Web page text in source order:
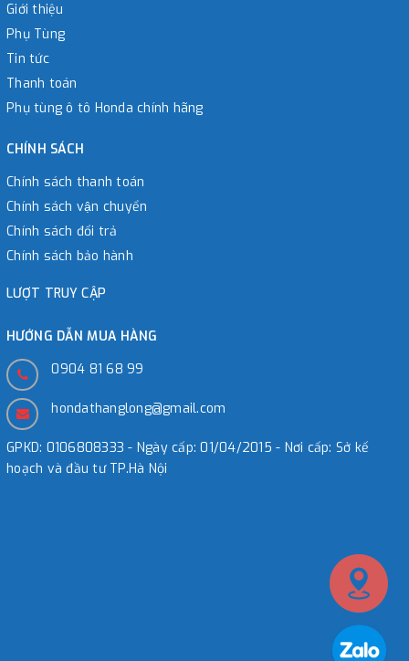
Giới thiệu
Phụ Tùng
Tin tức
Thanh toán
Phụ tùng ô tô Honda chính hãng
CHÍNH SÁCH
Chính sách thanh toán
Chính sách vận chuyển
Chính sách đổi trả
Chính sách bảo hành
LƯỢT TRUY CẬP
HƯỚNG DẪN MUA HÀNG
0904 81 68 99
hondathanglong@gmail.com
GPKD: 0106808333 - Ngày cấp: 01/04/2015 - Nơi cấp: Sở kế
hoạch và đầu tư TP.Hà Nội